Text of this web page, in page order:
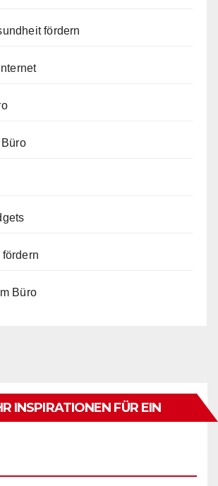
fördern
Büro
INSPIRATIONEN FÜR EIN
FRAUEN BÜRO GADGETS FÜR MÄNNER